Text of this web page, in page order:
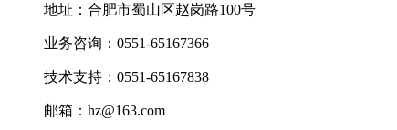
地址：合肥市蜀山区赵岗路100号
业务咨询：0551-65167366
技术支持：0551-65167838
邮箱：hz@163.com